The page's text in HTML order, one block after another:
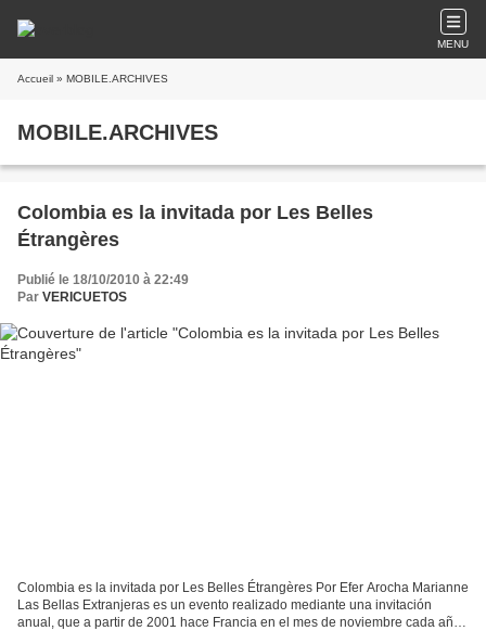
MENU
Accueil » MOBILE.ARCHIVES
MOBILE.ARCHIVES
Colombia es la invitada por Les Belles
Étrangères
Publié le 18/10/2010 à 22:49
Par VERICUETOS
Colombia es la invitada por Les Belles Étrangères Por Efer Arocha Marianne
Las Bellas Extranjeras es un evento realizado mediante una invitación
anual, que a partir de 2001 hace Francia en el mes de noviembre cada año,